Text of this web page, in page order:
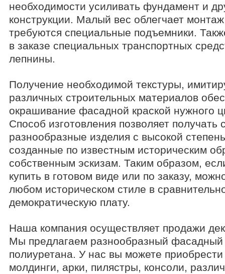
необходимости усиливать фундамент и
конструкции. Малый вес облегчает
требуются специальные подъемники.
в заказе специальных транспортных
лепнины.
Получение необходимой текстуры,
различных строительных материалов
окрашивание фасадной краской нужного
Способ изготовления позволяет получать
разнообразные изделия с высокой
созданные по известным историческим
собственным эскизам. Таким образом,
купить в готовом виде или по заказу,
любом историческом стиле в
демократическую плату.
Наша компания осуществляет продажи
Мы предлагаем разнообразный фасадный
полиуретана. У нас вы можете
молдинги, арки, пилястры, консоли,